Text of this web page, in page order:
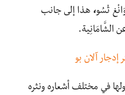
تْسُو، هذا إلى جانب
الشَّامَانِية.
إدجار آلان بو
في مختلف أشعاره ونثره